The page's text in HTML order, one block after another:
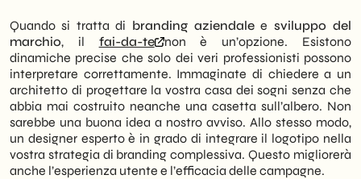
Quando si tratta di branding aziendalee sviluppo del
marchio, il fai-da-te
non è un’opzione. Esistono
dinamiche precise che solo dei veri professionisti possono
interpretare correttamente. Immaginate di chiedere a un
architetto di progettare la vostra casa dei sogni senza che
abbia mai costruito neanche una casetta sull’albero. Non
sarebbe una buona idea a nostro avviso. Allo stesso modo,
un designer esperto è in grado di integrare il logotipo nella
vostra strategia di branding complessiva. Questo migliorerà
anche l’esperienza utente e l’efficacia delle campagne.